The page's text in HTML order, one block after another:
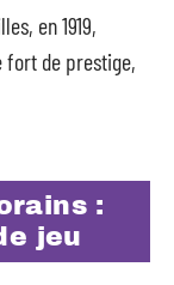
en 1919,
fort de prestige,
:
jeu